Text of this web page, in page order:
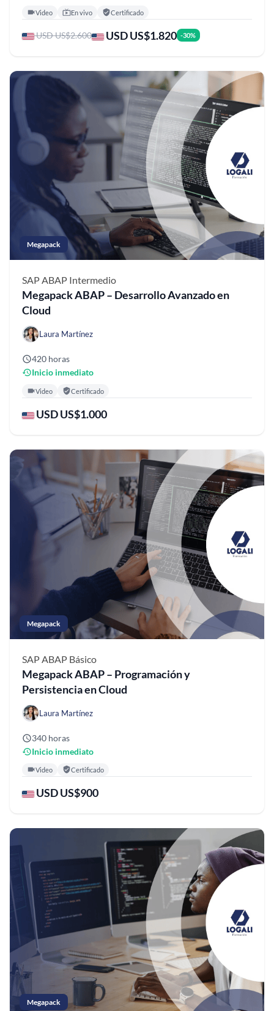
Video En vivo Certificado
USD US$2.600 USD US$1.820 -30%
Megapack
SAP ABAP Intermedio
Megapack ABAP – Desarrollo Avanzado en
Cloud
Laura Martínez
420 horas
Inicio inmediato
Video Certificado
USD US$1.000
Megapack
SAP ABAP Básico
Megapack ABAP – Programación y
Persistencia en Cloud
Laura Martínez
340 horas
Inicio inmediato
Video Certificado
USD US$900
Megapack